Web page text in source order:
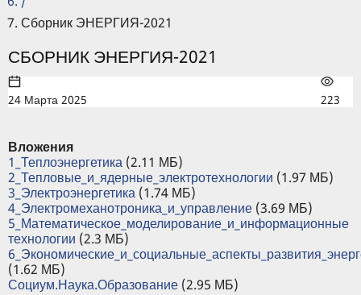
Сборник ЭНЕРГИЯ-2021
СБОРНИК ЭНЕРГИЯ-2021
24 Марта 2025 223
Вложения
1_Теплоэнергетика (2.11 МБ)
2_Тепловые_и_ядерные_электротехнологии (1.97 МБ)
3_Электроэнергетика (1.74 МБ)
4_Электромеханотроника_и_управление (3.69 МБ)
5_Математическое_моделирование_и_информационные
технологии (2.3 МБ)
(1.62 МБ)
Социум.Наука.Образование (2.95 МБ)